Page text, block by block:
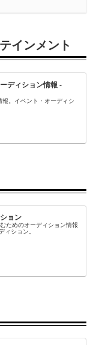
インメント
ディション情報 -
。イベント・オーディシ
ョン
ためのオーディション情報
ィション。